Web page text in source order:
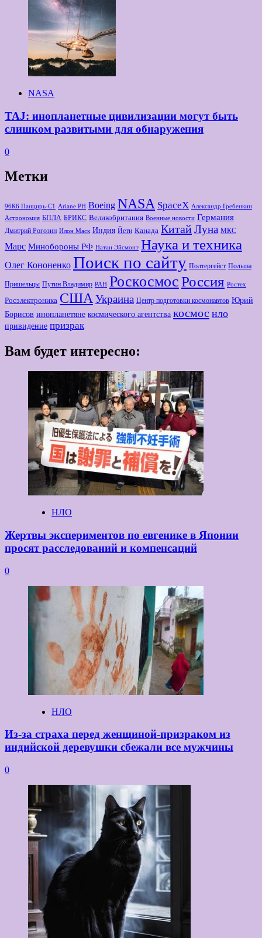
NASA
TAJ: инопланетные цивилизации могут быть
слишком развитыми для обнаружения
0
Метки
96К6 Панцирь-С1 Ariane РН Boeing NASA SpaceX Александр Гребенкин
Астрономия БПЛА БРИКС Великобритания Военные новости Германия
Дмитрий Рогозин Илон Маск Индия Йети Канада Китай Луна МКС
Марс Минoбороны РФ Натан Эйсмонт Наука и техника
Олег Кононенко Поиск по сайту Полтергейст Польша
Пришельцы Путин Владимир РАН РоскосмосРоссия Ростех
Росэлектроника СШАУкраина Центр подготовки космонавтов Юрий
Борисов инопланетяне космического агентства космос нло
привидение призрак
Вам будет интересно:
НЛО
Жертвы экспериментов по евгенике в Японии
просят расследований и компенсаций
0
НЛО
Из-за страха перед женщиной-призраком из
индийской деревушки сбежали все мужчины
0